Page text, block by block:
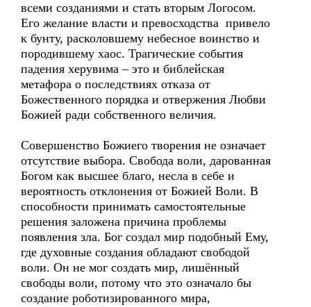
всеми созданиями и стать вторым Логосом.
Его желание власти и превосходства привело
к бунту, расколовшему небесное воинство и
породившему хаос. Трагические события
падения херувима – это и библейская
метафора о последствиях отказа от
Божественного порядка и отвержения Любви
Божией ради собственного величия.
Совершенство Божиего творения не означает
отсутствие выбора. Свобода воли, дарованная
Богом как высшее благо, несла в себе и
вероятность отклонения от Божией Воли. В
способности принимать самостоятельные
решения заложена причина проблемы
появления зла. Бог создал мир подобный Ему,
где духовные создания обладают свободой
воли. Он не мог создать мир, лишённый
свободы воли, потому что это означало бы
создание роботизированного мира,